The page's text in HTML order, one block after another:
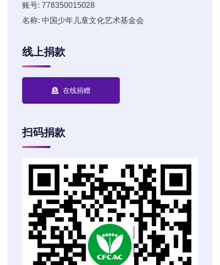
账号: 778350015028
名称: 中国少年儿童文化艺术基金会
线上捐款
在线捐赠
扫码捐款